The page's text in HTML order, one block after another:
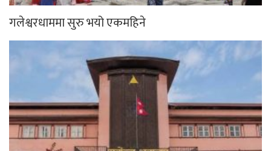
गलेश्वरधाममा सुरु भयो एकमहिने